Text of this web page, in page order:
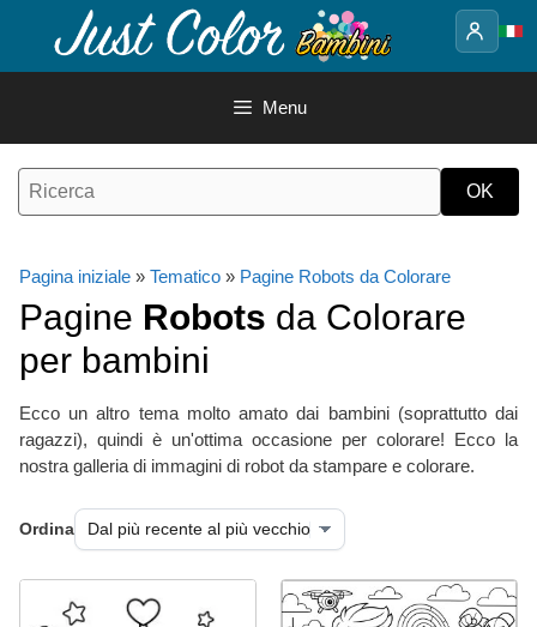
contenuto
Menu
Pagina iniziale » Tematico » Pagine Robots da Colorare
Pagine Robots da Colorare
per bambini
Ecco un altro tema molto amato dai bambini (soprattutto dai
ragazzi), quindi è un'ottima occasione per colorare! Ecco la
nostra galleria di immagini di robot da stampare e colorare.
Ordina